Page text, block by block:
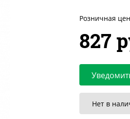
Розничная
827
Нет в